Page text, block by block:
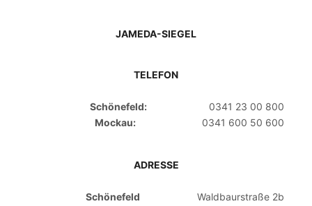
JAMEDA-SIEGEL
TELEFON
Schönefeld:
0341 23 00 800
Mockau:
0341 600 50 600
ADRESSE
Schönefeld
Waldbaurstraße 2b